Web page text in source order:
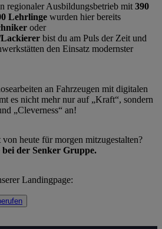
regionaler Ausbildungsbetrieb mit 390
Lehrlinge wurden hier bereits
oder
bist du am Puls der Zeit und
den Einsatz modernster
an Fahrzeugen mit digitalen
es nicht mehr nur auf „Kraft“, sondern
„Cleverness“ an!
heute für morgen mitzugestalten?
der Senker Gruppe.
Landingpage: